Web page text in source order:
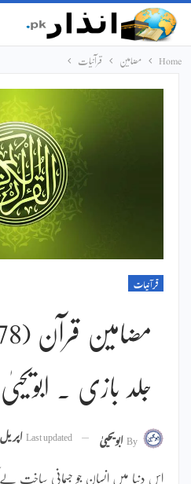
Home مضامین قرآنیات
قرآنیات
جلد بازی ۔ ابویحییٰ
Byابویحییٰ Last updatedاپریل 13, 2021
اس دنیا میں انسان جو جسمانی ساخت